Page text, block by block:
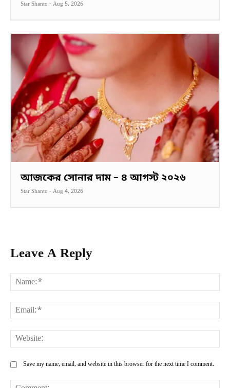
Star Shanto - Aug 5, 2026
আজকের সোনার দাম – ৪ আগস্ট ২০২৬
Star Shanto - Aug 4, 2026
Leave A Reply
Save my name, email, and website in this browser for the next time I comment.